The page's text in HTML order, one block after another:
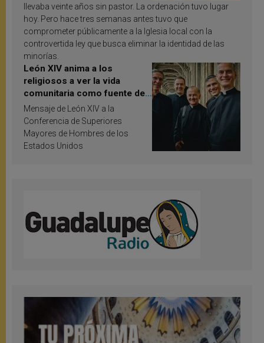
llevaba veinte años sin pastor. La ordenación tuvo lugar
hoy. Pero hace tres semanas antes tuvo que
comprometer públicamente a la Iglesia local con la
controvertida ley que busca eliminar la identidad de las
minorías.
León XIV anima a los
religiosos a ver la vida
comunitaria como fuente de
inspiración y santificación
Mensaje de León XIV a la
Conferencia de Superiores
Mayores de Hombres de los
Estados Unidos